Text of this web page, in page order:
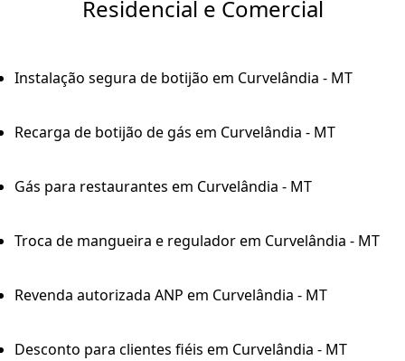
Residencial e Comercial
Instalação segura de botijão em Curvelândia - MT
Recarga de botijão de gás em Curvelândia - MT
Gás para restaurantes em Curvelândia - MT
Troca de mangueira e regulador em Curvelândia - MT
Revenda autorizada ANP em Curvelândia - MT
Desconto para clientes fiéis em Curvelândia - MT